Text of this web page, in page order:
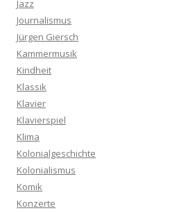
Jazz
Journalismus
Jürgen Giersch
Kammermusik
Kindheit
Klassik
Klavier
Klavierspiel
Klima
Kolonialgeschichte
Kolonialismus
Komik
Konzerte